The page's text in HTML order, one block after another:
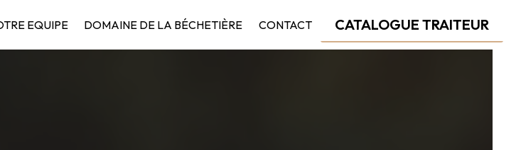
EQUIPE DOMAINE DE LA BÉCHETIÈRE CONTACT CATALOGUE TRAITEUR